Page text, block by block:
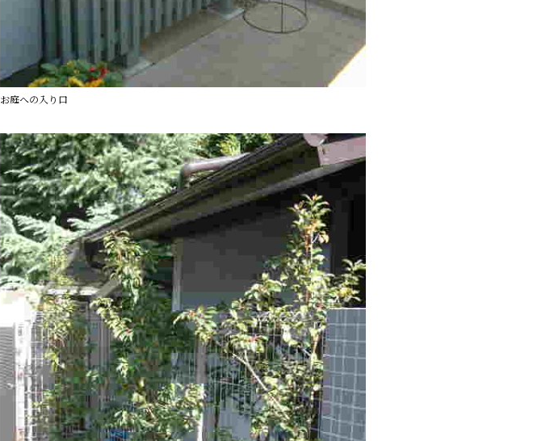
お庭への入り口